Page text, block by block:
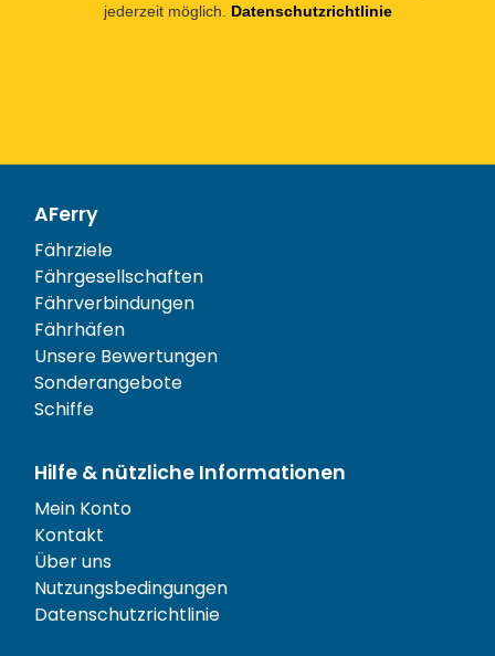
jederzeit möglich.
Datenschutzrichtlinie
AFerry
Fährziele
Fährgesellschaften
Fährverbindungen
Fährhäfen
Unsere Bewertungen
Sonderangebote
Schiffe
Hilfe & nützliche Informationen
Mein Konto
Kontakt
Über uns
Nutzungsbedingungen
Datenschutzrichtlinie